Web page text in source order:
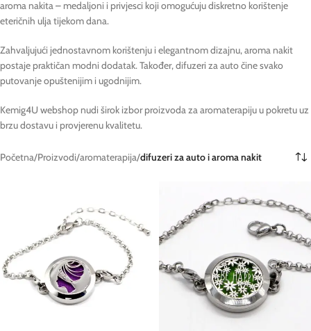
aroma nakita – medaljoni i privjesci koji omogućuju diskretno korištenje
eteričnih ulja tijekom dana.
Zahvaljujući jednostavnom korištenju i elegantnom dizajnu, aroma nakit
postaje praktičan modni dodatak. Također, difuzeri za auto čine svako
putovanje opuštenijim i ugodnijim.
Kemig4U webshop nudi širok izbor proizvoda za aromaterapiju u pokretu uz
brzu dostavu i provjerenu kvalitetu.
Početna/Proizvodi/aromaterapija/difuzeri za auto i aroma nakit